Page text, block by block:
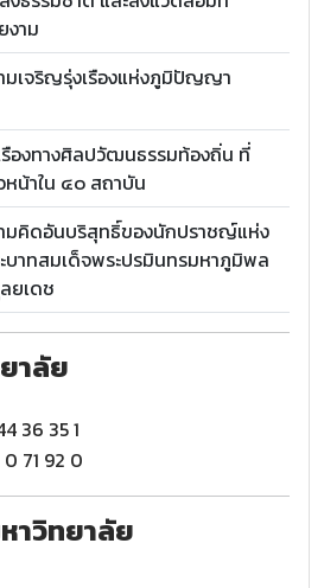
งาม
มเจริญรุ่งเรืองแห่งภูมิปัญญา
รืองทางศิลปวัฒนธรรมท้องถิ่น ที่
หน้าใน ๔๐ สถาบัน
มคิดอันบริสุทธิ์ของนักปราชญ์แห่ง
บาทสมเด็จพระปรมินทรมหาภูมิพล
ยเดช
าลัย
36 35 1
71 92 0
าวิทยาลัย